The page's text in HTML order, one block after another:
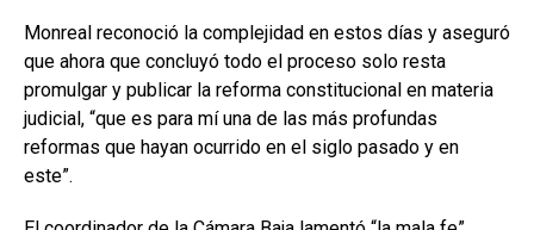
Monreal reconoció la complejidad en estos días y aseguró
que ahora que concluyó todo el proceso solo resta
promulgar y publicar la reforma constitucional en materia
judicial, “que es para mí una de las más profundas
reformas que hayan ocurrido en el siglo pasado y en
este”.